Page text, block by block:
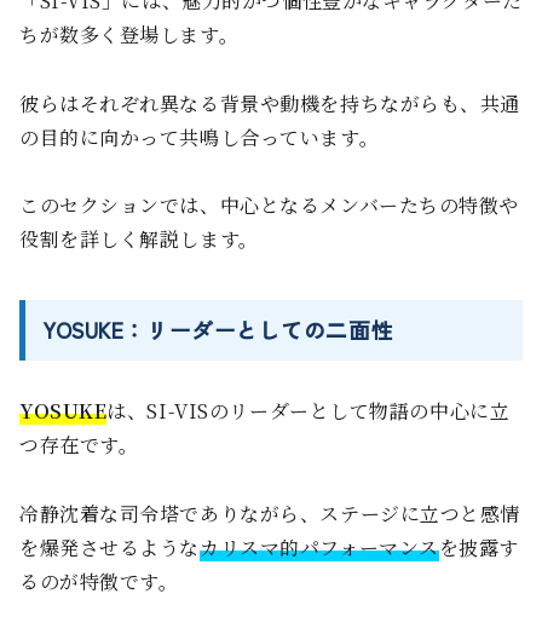
ちが数多く登場します。
彼らはそれぞれ異なる背景や動機を持ちながらも、共通
の目的に向かって共鳴し合っています。
このセクションでは、中心となるメンバーたちの特徴や
役割を詳しく解説します。
YOSUKE：リーダーとしての二面性
YOSUKEは、SI-VISのリーダーとして物語の中心に立
つ存在です。
冷静沈着な司令塔でありながら、ステージに立つと感情
を爆発させるようなカリスマ的パフォーマンスを披露す
るのが特徴です。